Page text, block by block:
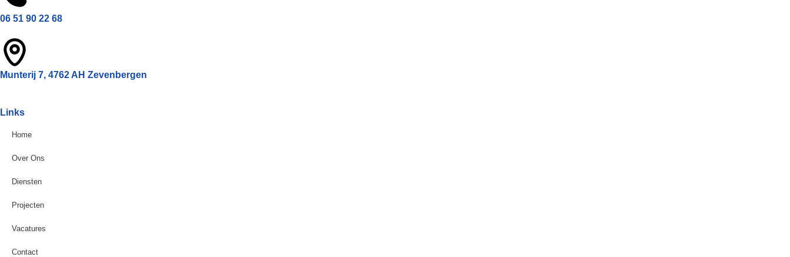
06 51 90 22 68
Munterij 7, 4762 AH Zevenbergen
Links
Home
Over Ons
Diensten
Projecten
Vacatures
Contact